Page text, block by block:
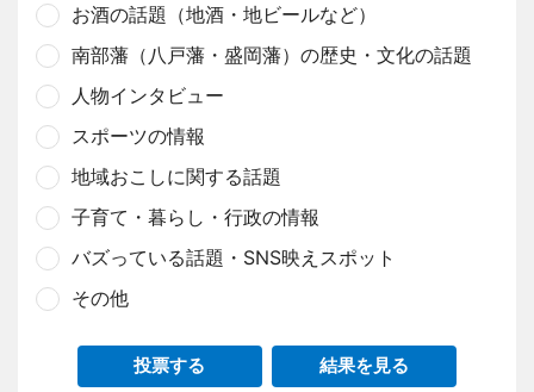
お酒の話題（地酒・地ビールなど）
南部藩（八戸藩・盛岡藩）の歴史・文化の話題
人物インタビュー
スポーツの情報
地域おこしに関する話題
子育て・暮らし・行政の情報
バズっている話題・SNS映えスポット
その他
投票する 結果を見る